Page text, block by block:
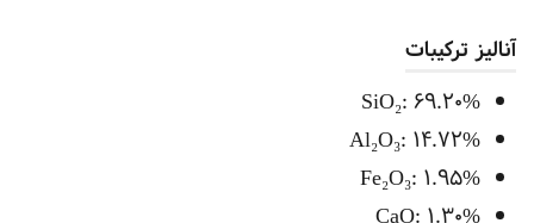
آنالیز ترکیبات
SiO₂: 69.20%
Al₂O₃: 14.72%
Fe₂O₃: 1.95%